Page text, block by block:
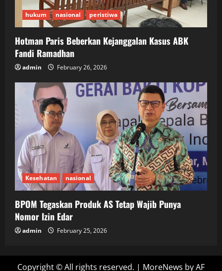
hukum nasional peristiwa
Hotman Paris Beberkan Kejanggalan Kasus ABK
Fandi Ramadhan
admin February 26, 2026
Kesehatan nasional
BPOM Tegaskan Produk AS Tetap Wajib Punya
Nomor Izin Edar
admin February 25, 2026
Copyright © All rights reserved. | MoreNews by AF